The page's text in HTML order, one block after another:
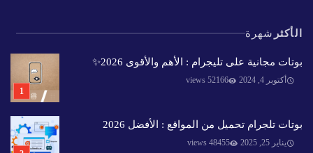
الأكثر شهرة
بوتات مجانية على تليجرام : الأهم والأقوى 2026✨️
أكتوبر 4, 2024 52166 views
بوتات تلجرام تحميل من المواقع : الأفضل 2026
يناير 25, 2025 48455 views